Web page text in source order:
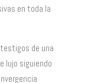
en toda la
de una
lujo siguiendo